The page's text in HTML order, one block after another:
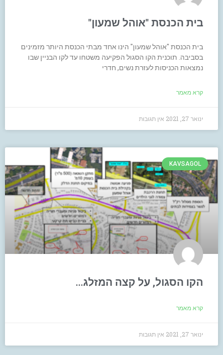
בית הכנסת "אוהל שמעון"
בית הכנסת "אוהל שמעון" הינו אחד מבתי הכנסת היותר מזמינים
בסביבה. תוכנית הקו הסגול הפקיעה משטחו עד לקו הבניין שבו
נמצאות הכניסות לעזרת נשים, חדרי
קרא מאמר
ינואר 27, 2021 אין תגובות
KAVSAGOL
הקו הסגול, על קצה המזלג…
קרא מאמר
ינואר 27, 2021 אין תגובות